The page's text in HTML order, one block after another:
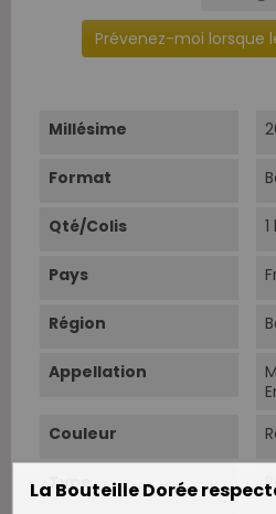
Prévenez-moi lorsque
Millésime
Format
Qté/Colis
Pays
Région
Appellation
Couleur
Type
La Bouteille Dorée